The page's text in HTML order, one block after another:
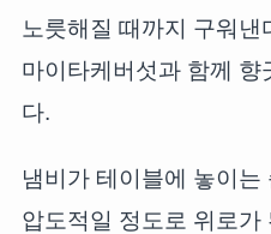
노릇해질 때까지 구워
마이타케버섯과 함께 향
다.
냄비가 테이블에 놓이는
압도적일 정도로 위로